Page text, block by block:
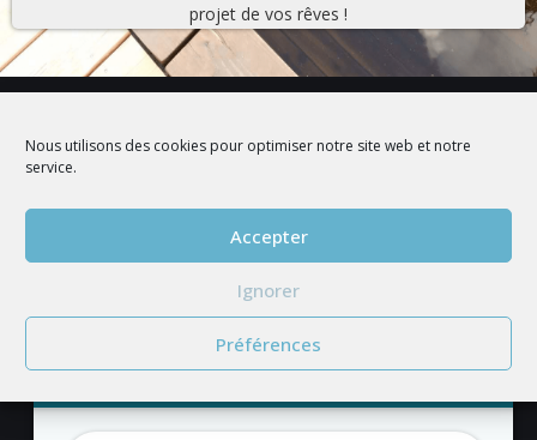
Nous utilisons des cookies pour optimiser notre site web et notre
service.
Accepter
Ignorer
Préférences
projet de vos rêves !
Adresse BioValue BioPoolTech
Service client BioPoolTech